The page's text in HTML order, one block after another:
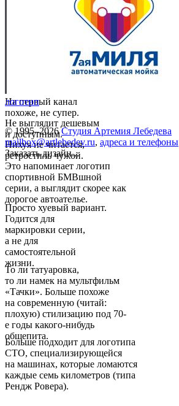
На первый канал
похоже, не супер.
Не выглядит дешевым
и доступным.
Нихуя не читается,
ретростиль чужой.
Это напоминает логотип
спортивной БМВшной
серии, а выглядит скорее как
дорогое автоателье.
Просто хуевый вариант.
Годится для
маркировки серии,
а не для
самостоятельной
жизни.
То ли татуаровка,
то ли намек на мультфильм
«Тачки». Больше похоже
на современную (читай:
плохую) стилизацию под 70-
е годы какого-нибудь
общепита.
Больше подходит для логотипа
СТО, специализирующейся
на машинах, которые ломаются
каждые семь километров (типа
Рендж Ровера).
логотип
© 1995–2026 Студия Артемия Лебедева
mailbox@artlebedev.ru, адреса и телефоны
Заказать дизайн...